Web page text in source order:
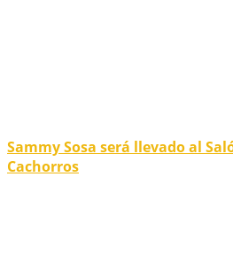
Sammy Sosa será llevado al
Cachorros